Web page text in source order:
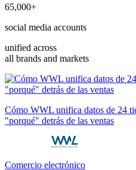
65,000+
social media accounts
unified across
all brands and markets
Cómo WWL unifica datos de 24
"porqué" detrás de las ventas
Comercio electrónico